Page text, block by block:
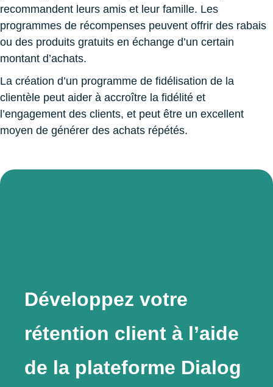
recommandent leurs amis et leur famille. Les
programmes de récompenses peuvent offrir des rabais
ou des produits gratuits en échange d’un certain
montant d’achats.
La création d’un programme de fidélisation de la
clientèle peut aider à accroître la fidélité et
l’engagement des clients, et peut être un excellent
moyen de générer des achats répétés.
Développez votre
rétention client à l’aide
de la plateforme Dialog